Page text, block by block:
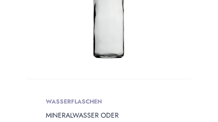
WASSERFLASCHEN
MINERALWASSER ODER